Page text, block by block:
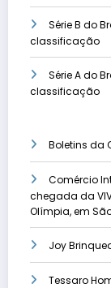
Série B do
classificação
Série A do
classificação
Boletins da
Comércio
chegada da
Olímpia, em
Joy
Tessaro